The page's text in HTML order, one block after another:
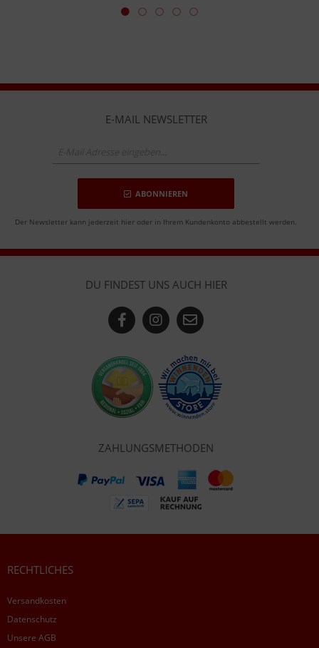
E-MAIL NEWSLETTER
ABONNIEREN
Der Newsletter kann jederzeit hier oder in Ihrem Kundenkonto abbestellt werden.
DU FINDEST UNS AUCH HIER
ZAHLUNGSMETHODEN
RECHTLICHES
Versandkosten
Datenschutz
Unsere AGB